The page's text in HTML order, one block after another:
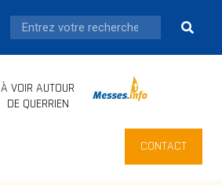
À VOIR AUTOUR
DE QUERRIEN
CONTACT